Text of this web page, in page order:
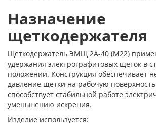
Назначение
щеткодержателя
Щеткодержатель ЭМЩ 2А-40 (М22)
удержания электрографитовых щеток в
положении. Конструкция обеспечивает
давление щетки на рабочую поверхность
способствует стабильной работе
уменьшению искрения.
Изделие используется: